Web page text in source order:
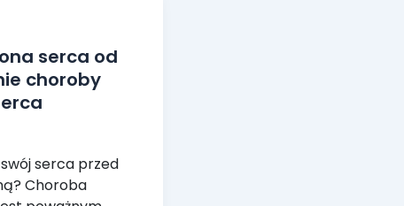
serca od
choroby
serca przed
Choroba